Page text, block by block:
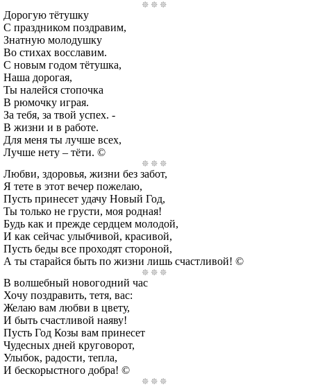
Дорогую тётушку
С праздником поздравим,
Знатную молодушку
Во стихах восславим.
С новым годом тётушка,
Наша дорогая,
Ты налейся стопочка
В рюмочку играя.
За тебя, за твой успех. -
В жизни и в работе.
Для меня ты лучше всех,
Лучше нету – тёти. ©
Любви, здоровья, жизни без забот,
Я тете в этот вечер пожелаю,
Пусть принесет удачу Новый Год,
Ты только не грусти, моя родная!
Будь как и прежде сердцем молодой,
И как сейчас улыбчивой, красивой,
Пусть беды все проходят стороной,
А ты старайся быть по жизни лишь счастливой! ©
В волшебный новогодний час
Хочу поздравить, тетя, вас:
Желаю вам любви в цвету,
И быть счастливой наяву!
Пусть Год Козы вам принесет
Чудесных дней круговорот,
Улыбок, радости, тепла,
И бескорыстного добра! ©